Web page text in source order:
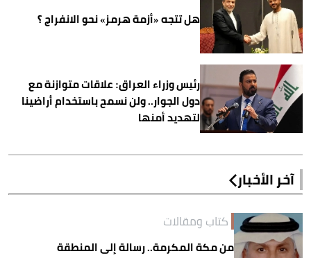
هل تتجه «أزمة هرمز» نحو الانفراج ؟
رئيس وزراء العراق: علاقات متوازنة مع
دول الجوار.. ولن نسمح باستخدام أراضينا
لتهديد أمنها
آخر الأخبار
كتاب ومقالات
من مكة المكرمة.. رسالة إلى المنطقة